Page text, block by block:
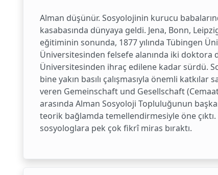
Alman düşünür. Sosyolojinin kurucu
kasabasında dünyaya geldi. Jena, Bonn,
eğitiminin sonunda, 1877 yılında Tübingen
Üniversitesinden felsefe alanında iki doktora
Üniversitesinden ihraç edilene kadar sürdü.
bine yakın basılı çalışmasıyla önemli
veren Gemeinschaft und Gesellschaft (Cemaat
arasında Alman Sosyoloji Topluluğunun
teorik bağlamda temellendirmesiyle öne
sosyologlara pek çok fikrî miras bıraktı.